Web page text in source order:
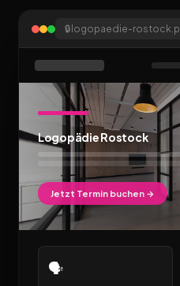
🔒 logopaedie-
Logopädie Rostock
Jetzt Termin buchen →
🗣️